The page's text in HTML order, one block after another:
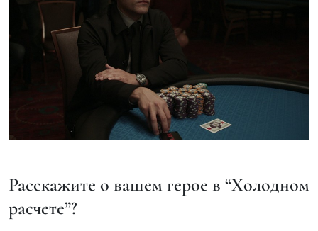
Расскажите о вашем герое в “Холодном
расчете”?